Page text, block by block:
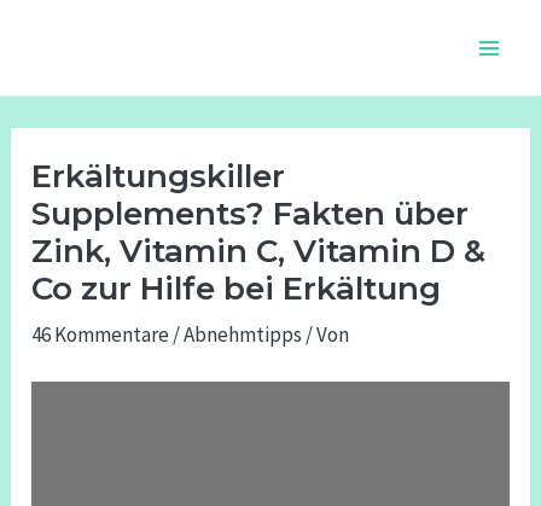
Erkältungskiller
Supplements? Fakten über
Zink, Vitamin C, Vitamin D &
Co zur Hilfe bei Erkältung
46 Kommentare /Abnehmtipps / Von